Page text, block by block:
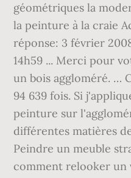
géométriques la
la peinture à la craie
réponse: 3 février
14h59 ... Merci pour
un bois aggloméré. …
94 639 fois. Si
peinture sur
différentes matières
Peindre un meuble
comment relooker un